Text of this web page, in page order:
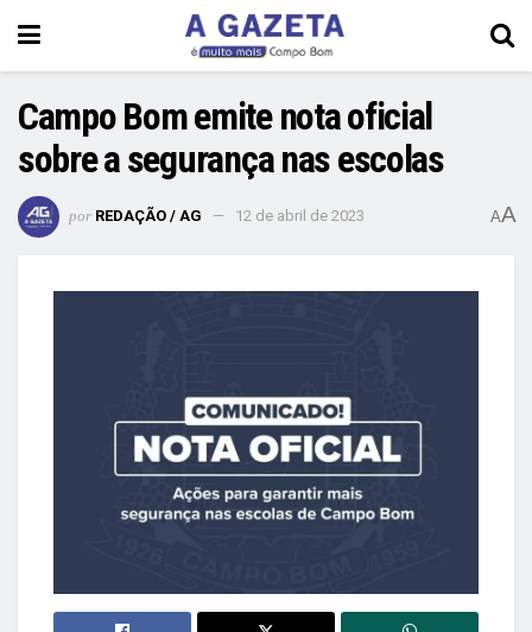
Campo Bom emite nota oficial
sobre a segurança nas escolas
por REDAÇÃO / AG 12 de abril de 2023 AA